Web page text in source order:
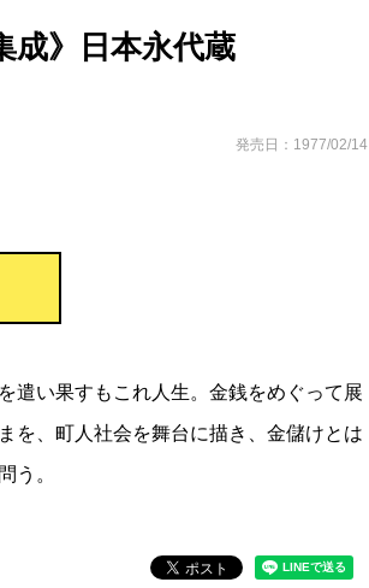
成》日本永代蔵
発売日：1977/02/14
遣い果すもこれ人生。金銭をめぐって展
を、町人社会を舞台に描き、金儲けとは
う。